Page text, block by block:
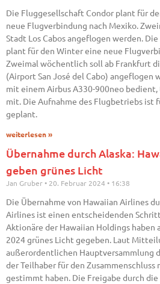
Die Fluggesellschaft Condor plant für
neue Flugverbindung nach Mexiko.
Stadt Los Cabos angeflogen werden.
plant für den Winter eine neue
Zweimal wöchentlich soll ab Frankfurt
(Airport San José del Cabo) angeflogen
mit einem Airbus A330-900neo
mit. Die Aufnahme des Flugbetriebs ist
geplant.
weiterlesen »
Übernahme durch Alaska:
geben grünes Licht
Jan Gruber 20. Februar 2024 16:38
Die Übernahme von Hawaiian Airlines
Airlines ist einen entscheidenden
Aktionäre der Hawaiian Holdings haben
2024 grünes Licht gegeben. Laut
außerordentlichen Hauptversammlung
der Teilhaber für den Zusammenschluss
gestimmt haben. Die Freigabe durch